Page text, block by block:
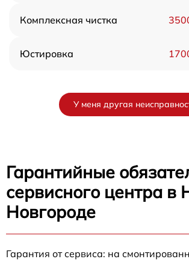
Комплексная чистка
Юстировка
У меня другая
Гарантийные
сервисного центра
Новгороде
Гарантия от сервиса: на